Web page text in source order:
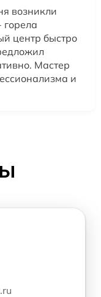
возникли
центр быстро
Мастер
и